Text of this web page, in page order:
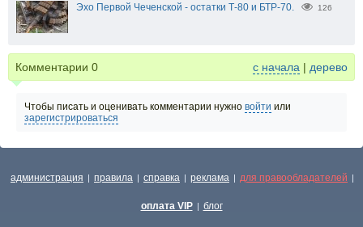
Эхо Первой Чеченской - остатки Т-80 и БТР-70. 126
Комментарии 0 с начала | дерево
Чтобы писать и оценивать комментарии нужно войти или
зарегистрироваться
администрация | правила | справка | реклама | для правообладателей |
оплата VIP | блог